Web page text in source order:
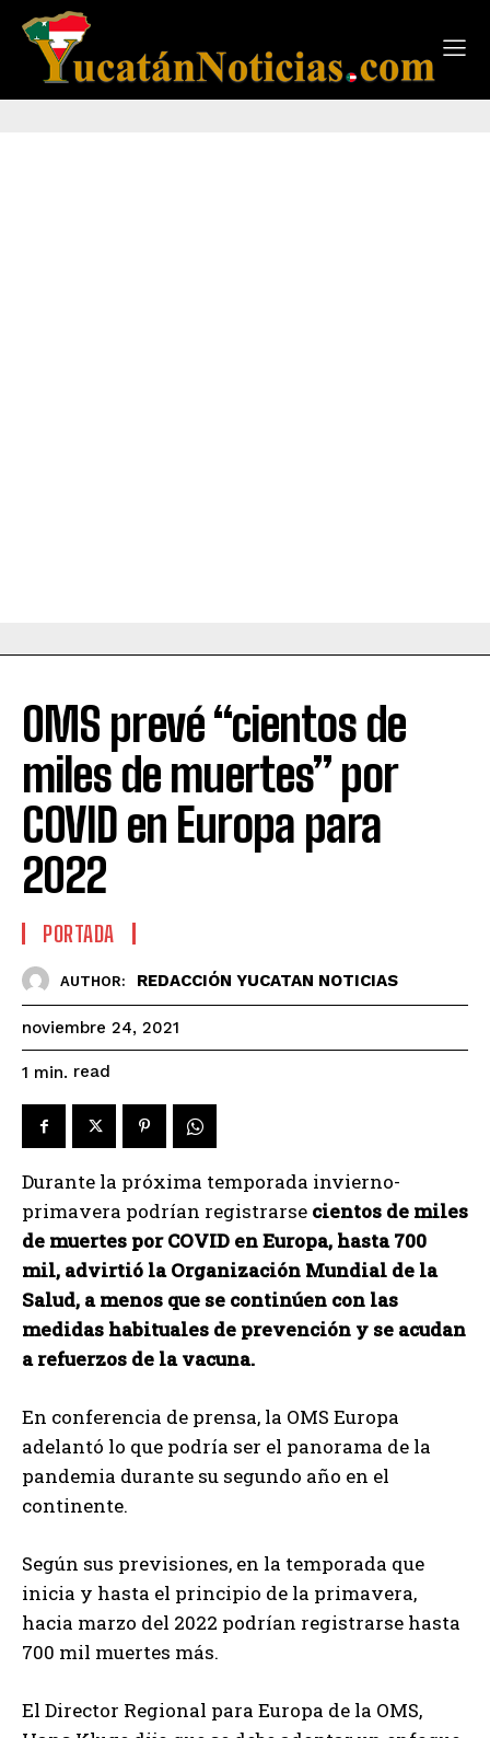
OMS prevé “cientos de
miles de muertes” por
COVID en Europa para
2022
PORTADA
AUTHOR: REDACCIÓN YUCATAN NOTICIAS
noviembre 24, 2021
1 min. read
Durante la próxima temporada invierno-
primavera podrían registrarse cientos de miles
de muertes por COVID en Europa, hasta 700
mil, advirtió la Organización Mundial de la
Salud, a menos que se continúen con las
medidas habituales de prevención y se acudan
a refuerzos de la vacuna.
En conferencia de prensa, la OMS Europa
adelantó lo que podría ser el panorama de la
pandemia durante su segundo año en el
continente.
Según sus previsiones, en la temporada que
inicia y hasta el principio de la primavera,
hacia marzo del 2022 podrían registrarse hasta
700 mil muertes más.
El Director Regional para Europa de la OMS,